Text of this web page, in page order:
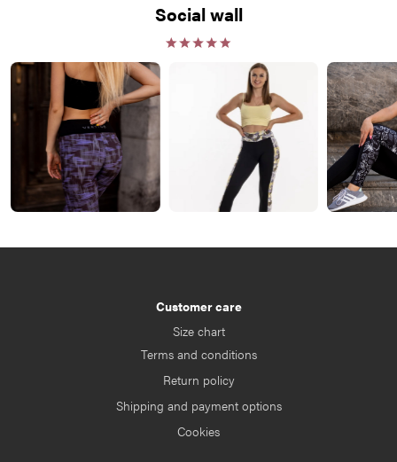
Social wall
Customer care
Size chart
Terms and conditions
Return policy
Shipping and payment options
Cookies